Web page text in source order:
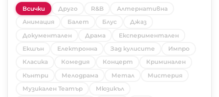
Всички Друго R&B
Алтернативна
Анимация
Балет Блус
Джаз
Документален
Драма
Експериментален
Екшън
Електронна Зад кулисите
Импро
Класика
Комедия Концерт
Криминален
Кънтри
Мелодрама Метал
Мистерия
Музикален Театър
Мюзикъл